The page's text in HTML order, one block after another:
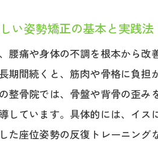
院腰痛アプローチ法
アの特徴を解説
の腰痛改善法
り方を習得
しい座り方のコツ
い姿勢矯正の基本と実践法
腰痛や身体の不調を根本から改
期間続くと、筋肉や骨格に負担
整骨院では、骨盤や背骨の歪み
しています。具体的には、イス
た座位姿勢の反復トレーニング